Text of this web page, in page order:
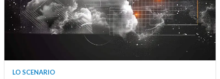
LO SCENARIO